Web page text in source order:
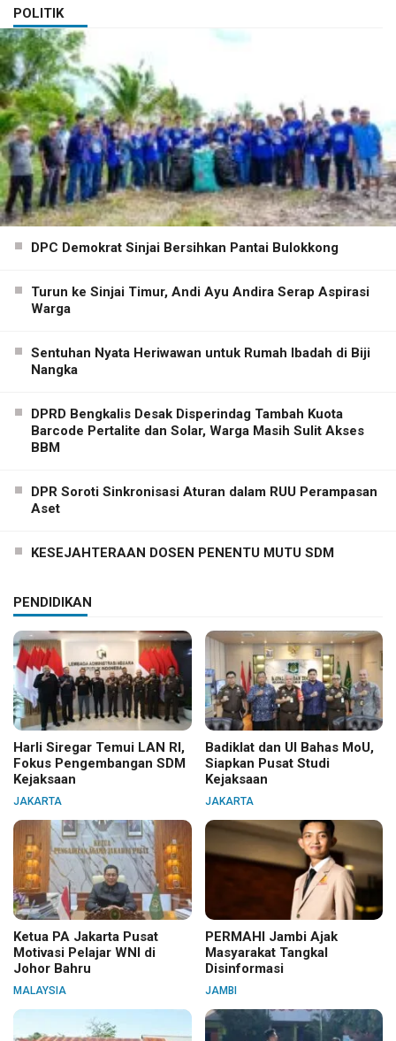
POLITIK
DPC Demokrat Sinjai Bersihkan Pantai Bulokkong
Turun ke Sinjai Timur, Andi Ayu Andira Serap Aspirasi
Warga
Sentuhan Nyata Heriwawan untuk Rumah Ibadah di Biji
Nangka
DPRD Bengkalis Desak Disperindag Tambah Kuota
Barcode Pertalite dan Solar, Warga Masih Sulit Akses
BBM
DPR Soroti Sinkronisasi Aturan dalam RUU Perampasan
Aset
KESEJAHTERAAN DOSEN PENENTU MUTU SDM
PENDIDIKAN
Harli Siregar Temui LAN RI,
Fokus Pengembangan SDM
Kejaksaan
JAKARTA
Badiklat dan UI Bahas MoU,
Siapkan Pusat Studi
Kejaksaan
JAKARTA
Ketua PA Jakarta Pusat
Motivasi Pelajar WNI di
Johor Bahru
MALAYSIA
PERMAHI Jambi Ajak
Masyarakat Tangkal
Disinformasi
JAMBI